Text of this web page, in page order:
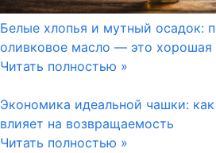
Белые хлопья и мутный осадок:
оливковое масло — это хорошая
Читать полностью »
Экономика идеальной чашки:
влияет на возвращаемость
Читать полностью »